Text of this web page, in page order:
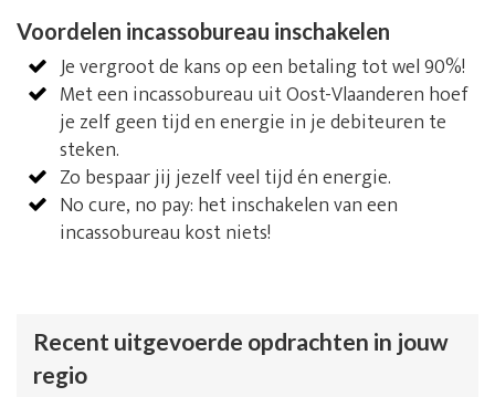
Voordelen incassobureau inschakelen
Je vergroot de kans op een betaling tot wel 90%!
Met een incassobureau uit Oost-Vlaanderen hoef
je zelf geen tijd en energie in je debiteuren te
steken.
Zo bespaar jij jezelf veel tijd én energie.
No cure, no pay: het inschakelen van een
incassobureau kost niets!
Recent uitgevoerde opdrachten in jouw
regio